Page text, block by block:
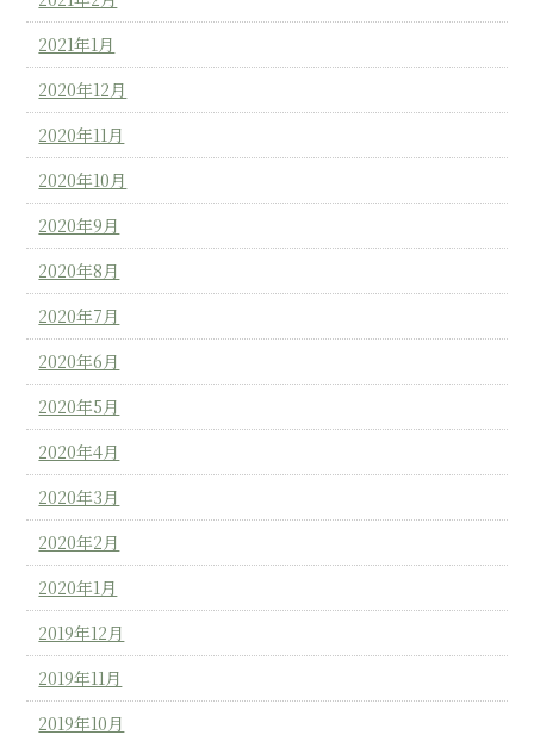
2021年1月
2020年12月
2020年11月
2020年10月
2020年9月
2020年8月
2020年7月
2020年6月
2020年5月
2020年4月
2020年3月
2020年2月
2020年1月
2019年12月
2019年11月
2019年10月